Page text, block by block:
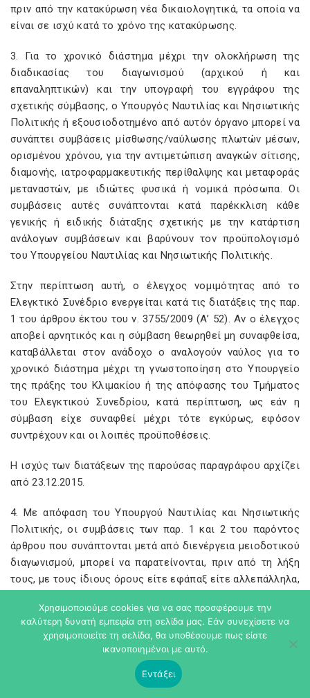
πριν από την κατακύρωση νέα δικαιολογητικά, τα οποία να
είναι σε ισχύ κατά το χρόνο της κατακύρωσης.
3. Για το χρονικό διάστημα μέχρι την ολοκλήρωση της
διαδικασίας του διαγωνισμού (αρχικού ή και
επαναληπτικών) και την υπογραφή του εγγράφου της
σχετικής σύμβασης, ο Υπουργός Ναυτιλίας και Νησιωτικής
Πολιτικής ή εξουσιοδοτημένο από αυτόν όργανο μπορεί να
συνάπτει συμβάσεις μίσθωσης/ναύλωσης πλωτών μέσων,
ορισμένου χρόνου, για την αντιμετώπιση αναγκών σίτισης,
διαμονής, ιατροφαρμακευτικής περίθαλψης και μεταφοράς
μεταναστών, με ιδιώτες φυσικά ή νομικά πρόσωπα. Οι
συμβάσεις αυτές συνάπτονται κατά παρέκκλιση κάθε
γενικής ή ειδικής διάταξης σχετικής με την κατάρτιση
ανάλογων συμβάσεων και βαρύνουν τον προϋπολογισμό
του Υπουργείου Ναυτιλίας και Νησιωτικής Πολιτικής.
Στην περίπτωση αυτή, ο έλεγχος νομιμότητας από το
Ελεγκτικό Συνέδριο ενεργείται κατά τις διατάξεις της παρ.
1 του άρθρου έκτου του ν. 3755/2009 (Α’ 52). Αν ο έλεγχος
αποβεί αρνητικός και η σύμβαση θεωρηθεί μη συναφθείσα,
καταβάλλεται στον ανάδοχο ο αναλογούν ναύλος για το
χρονικό διάστημα μέχρι τη γνωστοποίηση στο Υπουργείο
της πράξης του Κλιμακίου ή της απόφασης του Τμήματος
του Ελεγκτικού Συνεδρίου, κατά περίπτωση, ως εάν η
σύμβαση είχε συναφθεί μέχρι τότε εγκύρως, εφόσον
συντρέχουν και οι λοιπές προϋποθέσεις.
Η ισχύς των διατάξεων της παρούσας παραγράφου αρχίζει
από 23.12.2015.
4. Με απόφαση του Υπουργού Ναυτιλίας και Νησιωτικής
Πολιτικής, οι συμβάσεις των παρ. 1 και 2 του παρόντος
άρθρου που συνάπτονται μετά από διενέργεια μειοδοτικού
διαγωνισμού, μπορεί να παρατείνονται, πριν από τη λήξη
τους, με τους ίδιους όρους είτε εφάπαξ είτε αλλεπάλληλα,
συνολικά.
5. Σε περίπτωση μη προσήκουσας εκτέλεσης των
συμβατικών υποχρεώσεων του αναδόχου, αν κρίνεται
απολύτως αναγκαίο, για την αντιμετώπιση μαζικής εισόδου
Χρησιμοποιούμε cookies για να σας προσφέρουμε την
καλύτερη δυνατή εμπειρία στη σελίδα μας. Εάν συνεχίσετε να
χρησιμοποιείτε τη σελίδα, θα υποθέσουμε πως είστε
ικανοποιημένοι με αυτό.
Εντάξει